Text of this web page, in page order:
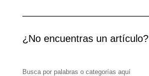
¿No encuentras un artículo?
Busca por palabras o categorías aquí